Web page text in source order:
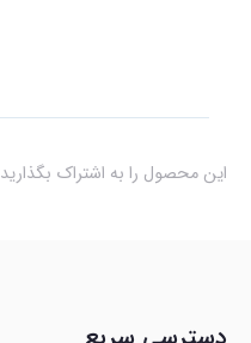
این محصول را به اشتراک بگذارید